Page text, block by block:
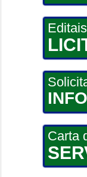
Carta